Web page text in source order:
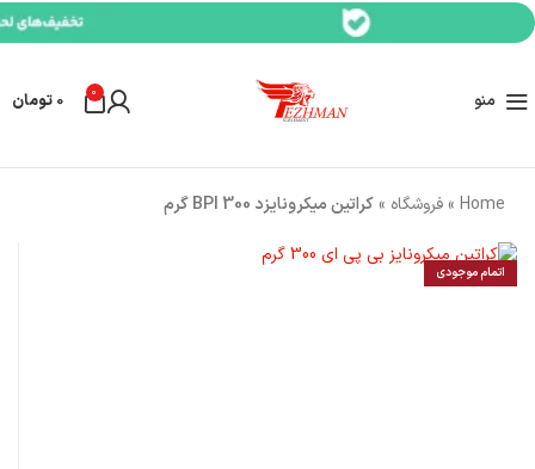
منو 0
0 تومان
Home
»فروشگاه »کراتین میکرونایزد BPI 300 گرم
اتمام موجودی